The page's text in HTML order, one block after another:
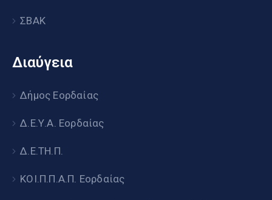
ΣΒΑΚ
Διαύγεια
Δήμος Εορδαίας
Δ.Ε.Υ.Α. Εορδαίας
Δ.Ε.ΤΗ.Π.
ΚΟΙ.Π.Π.Α.Π. Εορδαίας